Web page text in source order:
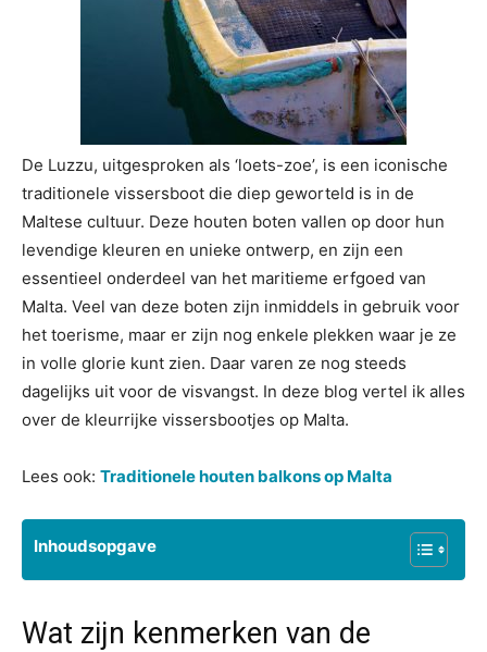
De Luzzu, uitgesproken als ‘loets-zoe’, is een iconische
traditionele vissersboot die diep geworteld is in de
Maltese cultuur. Deze houten boten vallen op door hun
levendige kleuren en unieke ontwerp, en zijn een
essentieel onderdeel van het maritieme erfgoed van
Malta. Veel van deze boten zijn inmiddels in gebruik voor
het toerisme, maar er zijn nog enkele plekken waar je ze
in volle glorie kunt zien. Daar varen ze nog steeds
dagelijks uit voor de visvangst. In deze blog vertel ik alles
over de kleurrijke vissersbootjes op Malta.
Lees ook: Traditionele houten balkons op Malta
Inhoudsopgave
Wat zijn kenmerken van de